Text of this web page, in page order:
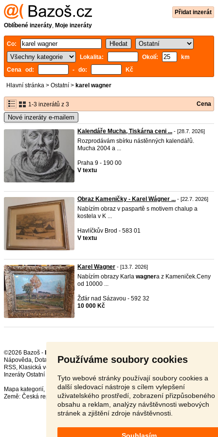
Používáme soubory cookies
Tyto webové stránky používají soubory cookies a
další sledovací nástroje s cílem vylepšení
uživatelského prostředí, zobrazení přizpůsobeného
obsahu a reklam, analýzy návštěvnosti webových
stránek a zjištění zdroje návštěvnosti.
Souhlasím
Přidat inzerát
Oblíbené inzeráty, Moje inzeráty
Co:
Lokalita:
Okolí:
km
Cena od:
- do: Kč
Hlavní stránka > Ostatní > karel wagner
1-3 inzerátů z 3 Cena
Nové inzeráty e-mailem
Kalendáře Mucha, Tiskárna ceni ... - [28.7. 2026]
Rozprodávám sbírku nástěnných kalendářů.
Mucha 2004 a ...
Praha 9 - 190 00
V textu
Obraz Kameničky - Karel Wágner ... - [22.7. 2026]
Nabízím obraz v paspartě s motivem chalup a
kostela v K ...
Havlíčkův Brod - 583 01
V textu
Karel Wagner - [13.7. 2026]
Nabízím obrazy Karla wagnera z Kameniček.Ceny
od 10000 ...
Žďár nad Sázavou - 592 32
10 000 Kč
©2026 Bazoš -
Nápověda, Dotazy Hodnocení,Kontakt, Reklama,Podmínky,Ochrana údajů
RSS,
Inzeráty Ostatní celkem:
151676 , za 24 hodin: 3424
Mapa kategorií,
Nejvyhledávanější výrazy
Země: Česká republika,Slovensko,Polsko,Rakousko